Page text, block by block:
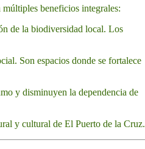
beneficios integrales:
de la biodiversidad local. Los
Son espacios donde se fortalece
y disminuyen la dependencia de
y cultural de El Puerto de la Cruz.